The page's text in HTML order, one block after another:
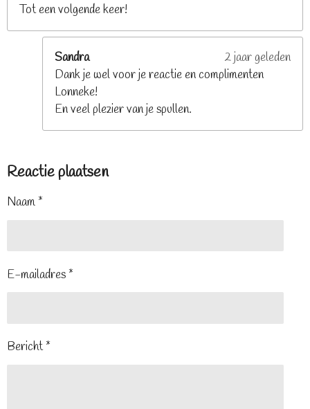
Tot een volgende keer!
Sandra
2 jaar geleden
Dank je wel voor je reactie en complimenten
Lonneke!
En veel plezier van je spullen.
Reactie plaatsen
Naam *
E-mailadres *
Bericht *